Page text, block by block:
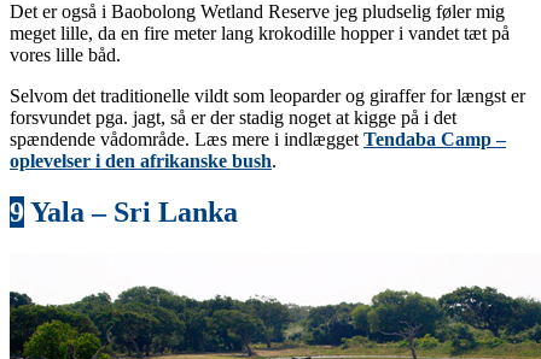
Det er også i Baobolong Wetland Reserve jeg pludselig føler mig
meget lille, da en fire meter lang krokodille hopper i vandet tæt på
vores lille båd.
Selvom det traditionelle vildt som leoparder og giraffer for længst er
forsvundet pga. jagt, så er der stadig noget at kigge på i det
spændende vådområde. Læs mere i indlægget Tendaba Camp –
oplevelser i den afrikanske bush.
9Yala – Sri Lanka